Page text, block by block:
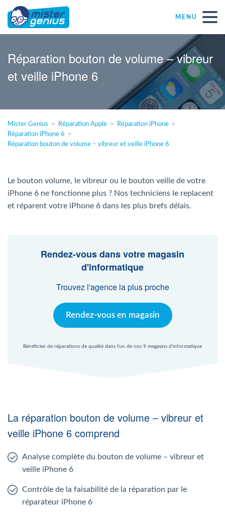
MENU
Magasins informatiques toutes marques
Particulier
Indépendant
Agent Mac
Nl
Réparation bouton de volume – vibreur
et veille iPhone 6
Mister Genius Réparation Apple
Réparation iPhone
Réparation iPhone 6
Réparation bouton de volume – vibreur et veille iPhone 6
Le bouton volume, le vibreur ou le bouton veille de votre
iPhone 6 ne fonctionne plus ? Nos techniciens le replacent
et réparent votre iPhone 6 dans les plus brefs délais.
Rendez-vous dans votre magasin
d'informatique
Trouvez l'agence la plus proche
Rendez-vous en magasin
Bénéficiez de réparations de qualité dans l'un de nos 9 magasins d'informatique
La réparation bouton de volume – vibreur et
veille iPhone 6 comprend
Analyse complète du bouton de volume – vibreur et
veille iPhone 6
Contrôle de la faisabilité de la réparation par le
réparateur iPhone 6